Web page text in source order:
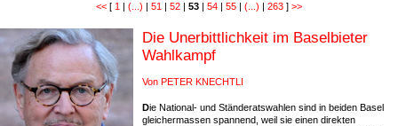
<< [ 1 | (...) | 51 | 52 | 53 | 54 | 55 | (...) | 263 ] >>
Die Unerbittlichkeit im Baselbieter
Wahlkampf
Von PETER KNECHTLI
Die National- und Ständeratswahlen sind in beiden Basel
gleichermassen spannend, weil sie einen direkten